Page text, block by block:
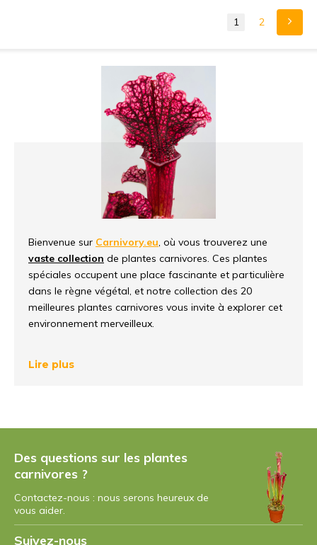
1 2
Bienvenue sur Carnivory.eu , où vous trouverez une
vaste collection de plantes carnivores. Ces plantes
spéciales occupent une place fascinante et particulière
dans le règne végétal, et notre collection des 20
meilleures plantes carnivores vous invite à explorer cet
environnement merveilleux.
Une nouvelle étape dans la
plantes carnivores dans la nature apporte une touche
plantes extraordinaires se sont adaptées de manière
impressionnante pour pousser dans des
environnements pauvres en nutriments et se
nourrissent d'une source inhabituelle, les insectes et
parfois même des proies plus grosses.
Lire plus
Des questions sur les plantes
carnivores ?
Contactez-nous : nous serons heureux de
vous aider.
Suivez-nous